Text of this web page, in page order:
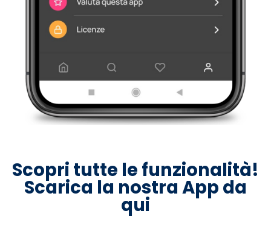
Scopri tutte le funzionalità!
Scarica la nostra App da
qui